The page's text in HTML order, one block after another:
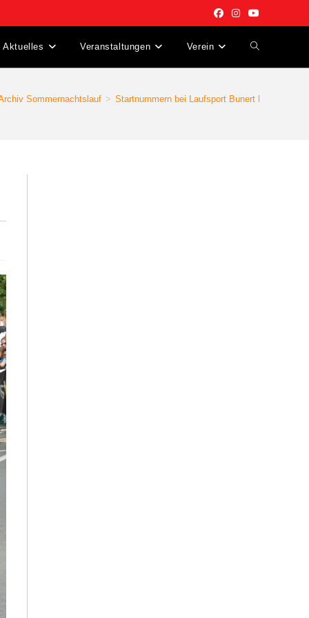
Aktuelles Veranstaltungen Verein Website-
Sommernachtslauf > Startnummern bei Laufsport Bunert Neuss